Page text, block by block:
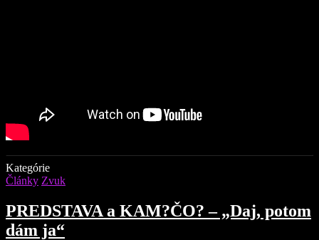
Kategórie
Články Zvuk
PREDSTAVA a KAM?ČO? – „Daj, potom
dám ja“